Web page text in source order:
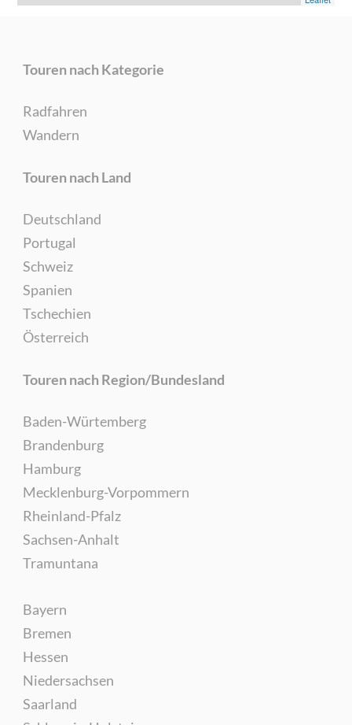
Touren nach Kategorie
Radfahren
Wandern
Touren nach Land
Deutschland
Portugal
Schweiz
Spanien
Tschechien
Österreich
Touren nach Region/Bundesland
Baden-Würtemberg
Brandenburg
Hamburg
Mecklenburg-Vorpommern
Rheinland-Pfalz
Sachsen-Anhalt
Tramuntana
Bayern
Bremen
Hessen
Niedersachsen
Saarland